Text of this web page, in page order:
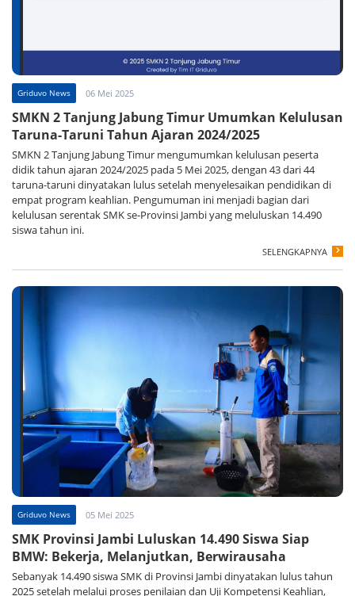
Griduvo News 06 Mei 2025
SMKN 2 Tanjung Jabung Timur Umumkan Kelulusan
Taruna-Taruni Tahun Ajaran 2024/2025
SMKN 2 Tanjung Jabung Timur mengumumkan kelulusan peserta
didik tahun ajaran 2024/2025 pada 5 Mei 2025, dengan 43 dari 44
taruna-taruni dinyatakan lulus setelah menyelesaikan pendidikan di
empat program keahlian. Pengumuman ini menjadi bagian dari
kelulusan serentak SMK se-Provinsi Jambi yang meluluskan 14.490
siswa tahun ini.
SELENGKAPNYA
Griduvo News 05 Mei 2025
SMK Provinsi Jambi Luluskan 14.490 Siswa Siap
BMW: Bekerja, Melanjutkan, Berwirausaha
Sebanyak 14.490 siswa SMK di Provinsi Jambi dinyatakan lulus tahun
2025 setelah melalui proses penilaian dan Uji Kompetensi Keahlian,